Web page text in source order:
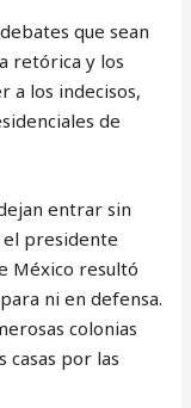
que sean
retórica y los
a los indecisos,
de
entrar sin
el presidente
México resultó
ni en defensa.
colonias
casas por las